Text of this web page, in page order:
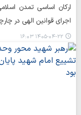
ارکان اساسی تمدن
اجرای قوانین الهی در
۱۴۰۵-۰۴-۲۲ ۱۶:۰۳